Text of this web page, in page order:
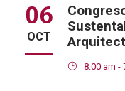
06
OCT
8:00 am -